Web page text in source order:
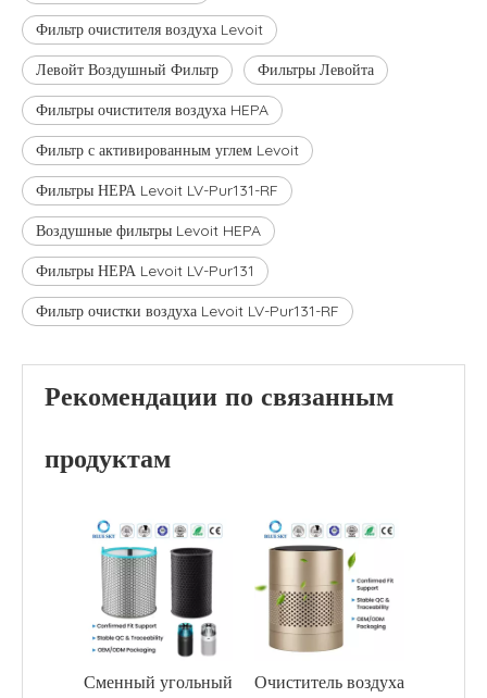
Фильтр очистителя воздуха Levoit
Левойт Воздушный Фильтр Фильтры Левойта
Фильтры очистителя воздуха HEPA
Фильтр с активированным углем Levoit
Фильтры НЕРА Levoit LV-Pur131-RF
Воздушные фильтры Levoit HEPA
Фильтры НЕРА Levoit LV-Pur131
Фильтр очистки воздуха Levoit LV-Pur131-RF
Рекомендации по связанным
продуктам
Сменный угольный
Очиститель воздуха